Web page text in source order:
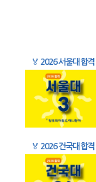
🏅 2026 서울대 합격
🏅 2026 건국대 합격